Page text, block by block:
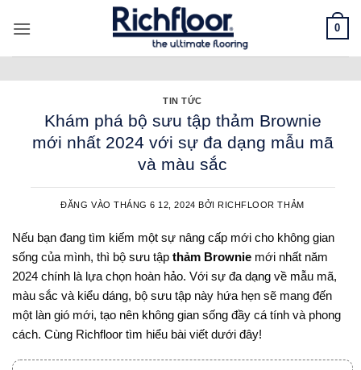
qua
0
TIN TỨC
Khám phá bộ sưu tập thảm Brownie
mới nhất 2024 với sự đa dạng mẫu mã
và màu sắc
ĐĂNG VÀOTHÁNG 6 12, 2024 BỞI RICHFLOOR THẢM
Nếu bạn đang tìm kiếm một sự nâng cấp mới cho không gian
sống của mình, thì bộ sưu tập thảm Brownie mới nhất năm
2024 chính là lựa chọn hoàn hảo. Với sự đa dạng về mẫu mã,
màu sắc và kiểu dáng, bộ sưu tập này hứa hẹn sẽ mang đến
một làn gió mới, tạo nên không gian sống đầy cá tính và phong
cách. Cùng Richfloor tìm hiểu bài viết dưới đây!